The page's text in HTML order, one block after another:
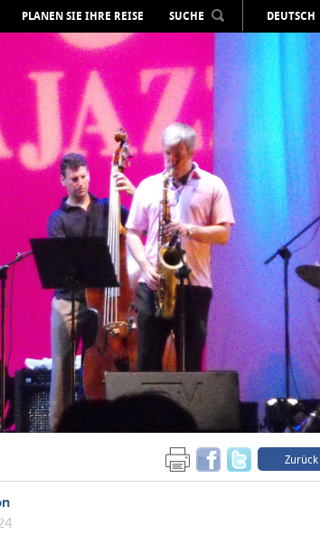
PLANEN SIE IHRE REISE SUCHE
DEUTSCH
ESPAÑOL
VALENCIÀ
ENGLISH
FRANÇAIS
РУССКИЙ
Zurück